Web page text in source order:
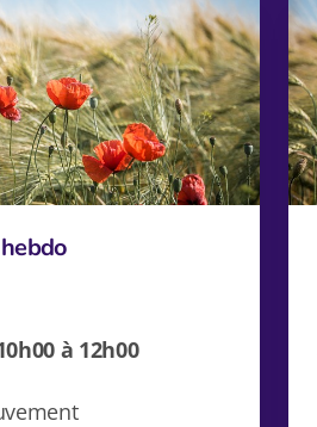
à 12h00